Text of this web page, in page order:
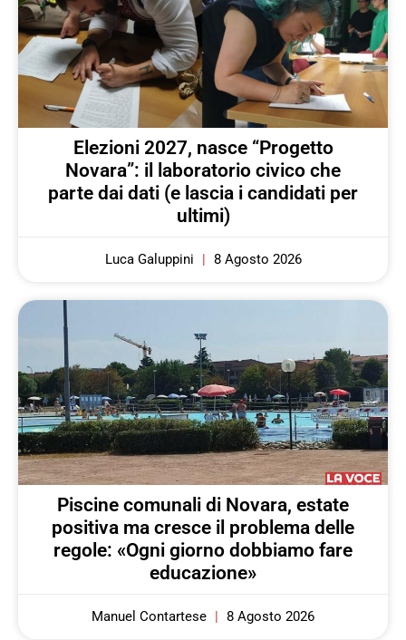
Elezioni 2027, nasce “Progetto
Novara”: il laboratorio civico che
parte dai dati (e lascia i candidati per
ultimi)
Luca Galuppini 8 Agosto 2026
Piscine comunali di Novara, estate
positiva ma cresce il problema delle
regole: «Ogni giorno dobbiamo fare
educazione»
Manuel Contartese 8 Agosto 2026